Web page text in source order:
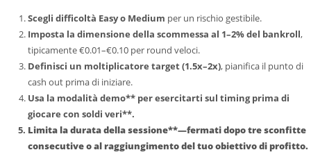
Scegli difficoltà Easy o Medium per un rischio gestibile.
Imposta la dimensione della scommessa al 1–2% del bankroll,
tipicamente €0.01–€0.10 per round veloci.
Definisci un moltiplicatore target (1.5x–2x), pianifica il punto di
cash out prima di iniziare.
Usa la modalità demo** per esercitarti sul timing prima di
giocare con soldi veri**.
Limita la durata della sessione**—fermati dopo tre sconfitte
consecutive o al raggiungimento del tuo obiettivo di profitto.